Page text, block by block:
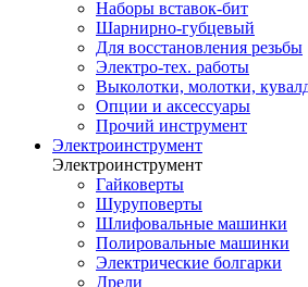
Наборы вставок-бит
Шарнирно-губцевый
Для восстановления резьбы
Электро-тех. работы
Выколотки, молотки,
Опции и аксессуары
Прочий инструмент
Электроинструмент
Электроинструмент
Гайковерты
Шуруповерты
Шлифовальные машинки
Полировальные машинки
Электрические болгарки
Дрели